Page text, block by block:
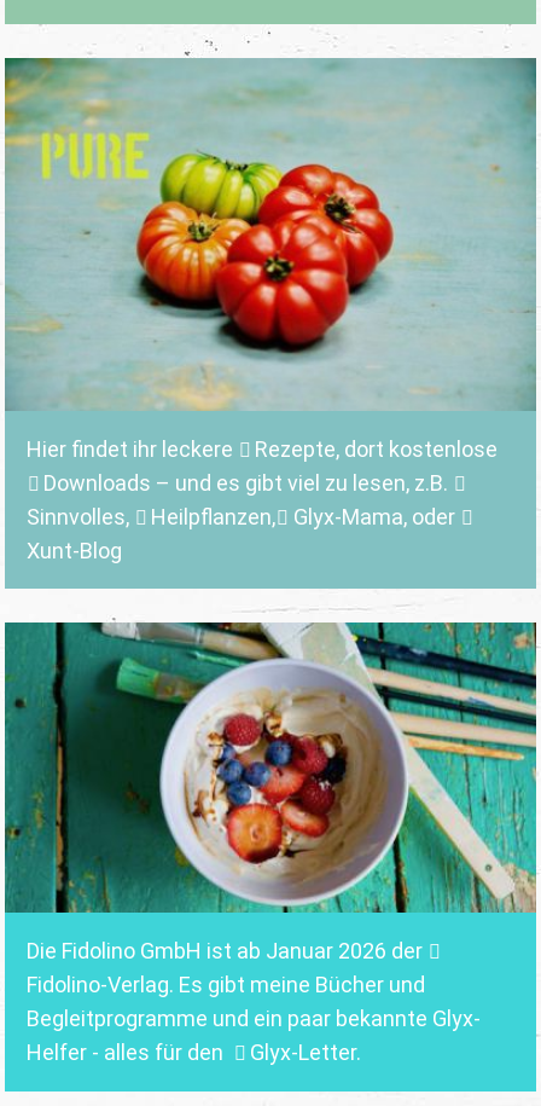
Hier findet ihr leckere Rezepte, dort kostenlose
Downloads – und es gibt viel zu lesen, z.B.
Sinnvolles, Heilpflanzen, Glyx-Mama,oder
Xunt-Blog
Die Fidolino GmbH ist ab Januar 2026 der
Fidolino-Verlag. Es gibt meine Bücher und
Begleitprogramme und ein paar bekannte Glyx-
Helfer - alles für den
Glyx-Letter.